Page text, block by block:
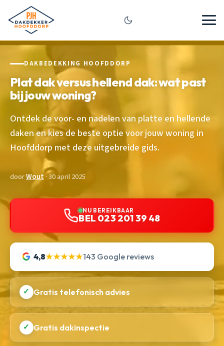
DAKBEDEKKING HOOFDDORP
Plat dak versus hellend dak: wat past
bij jouw woning?
Ontdek de voor- en nadelen van platte en hellende
daken en kies de beste optie voor jouw woning in
Hoofddorp met deze uitgebreide gids.
doorWout· 30 april 2025
NU BEREIKBAAR
BEL 023 201 39 48
4,8★★★★★143 Google reviews
✓ Gratis telefonisch advies
✓ Gratis dakinspectie